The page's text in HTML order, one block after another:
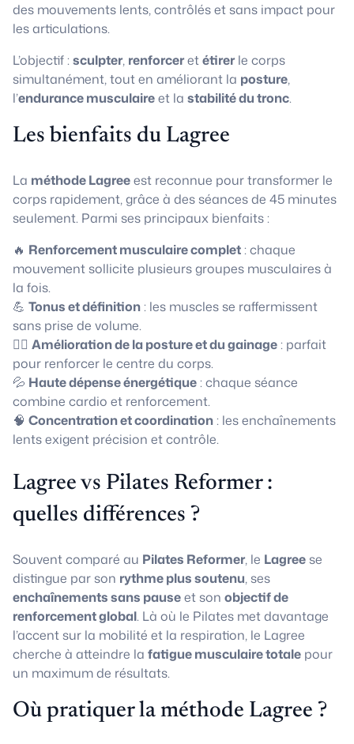
des mouvements lents, contrôlés et sans impact pour
les articulations.
L’objectif :sculpter, renforceretétirerle corps
simultanément, tout en améliorant la posture,
l’endurance musculaireet la stabilité du tronc.
Les bienfaits du Lagree
La méthode Lagreeest reconnue pour transformer le
corps rapidement, grâce à des séances de 45 minutes
seulement. Parmi ses principaux bienfaits :
🔥 Renforcement musculaire complet: chaque
mouvement sollicite plusieurs groupes musculaires à
la fois.
💪 Tonus et définition: les muscles se raffermissent
sans prise de volume.
🧘‍♀️ Amélioration de la posture et du gainage: parfait
pour renforcer le centre du corps.
💦 Haute dépense énergétique: chaque séance
combine cardio et renforcement.
🧠 Concentration et coordination: les enchaînements
lents exigent précision et contrôle.
Lagree vs Pilates Reformer :
quelles différences ?
Souvent comparé au Pilates Reformer, le Lagree se
distingue par son rythme plus soutenu, ses
enchaînements sans pauseet son objectif de
renforcement global. Là où le Pilates met davantage
l’accent sur la mobilité et la respiration, le Lagree
cherche à atteindre la fatigue musculaire totale pour
un maximum de résultats.
Où pratiquer la méthode Lagree ?